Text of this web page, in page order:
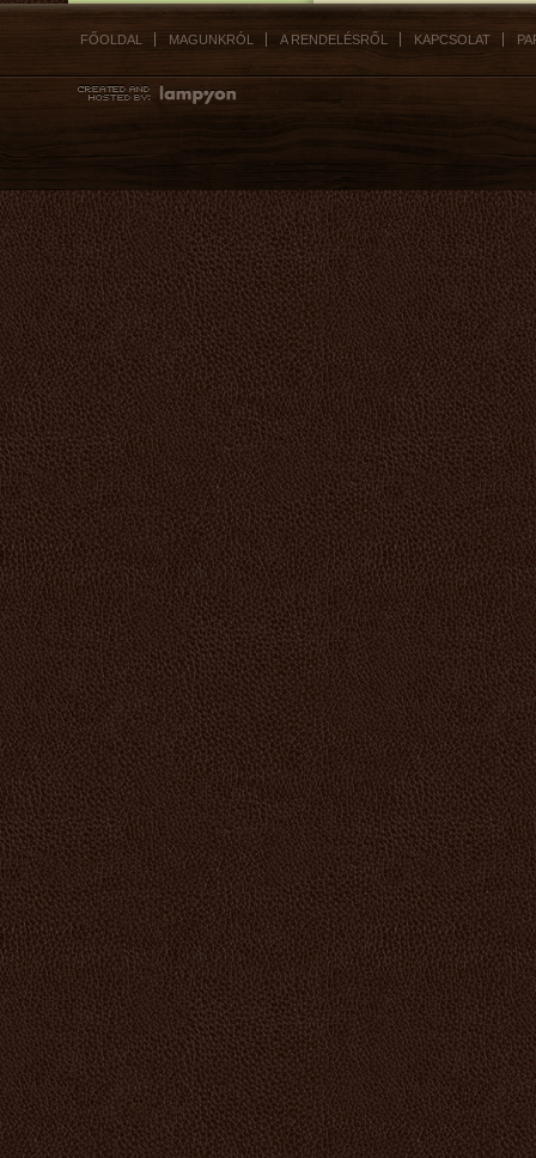
FŐOLDAL MAGUNKRÓL A RENDELÉSRŐL KAPCSOLAT